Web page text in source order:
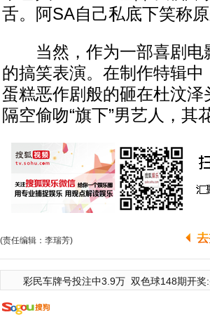
舌。阿SA自己私底下笑称
当然，作为一部喜剧电
的搞笑表演。在制作特辑
蛋糕恶作剧般的砸在杜汶泽
隔空偷吻“旗下”男艺人，其
(责任编辑：李瑞芳)
彩民车牌号投注中3.9万 双色球148期开